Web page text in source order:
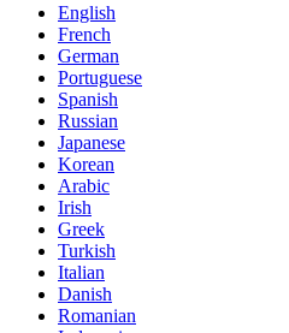
English
French
German
Portuguese
Spanish
Russian
Japanese
Korean
Arabic
Irish
Greek
Turkish
Italian
Danish
Romanian